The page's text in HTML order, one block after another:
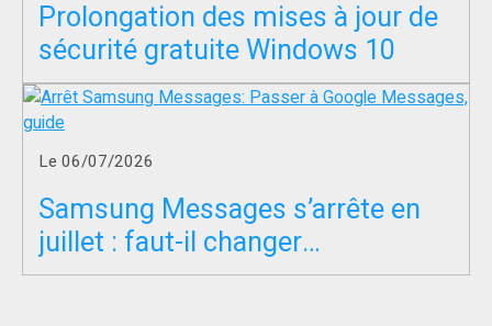
Prolongation des mises à jour de
sécurité gratuite Windows 10
Le 06/07/2026
Samsung Messages s’arrête en
juillet : faut-il changer
d’application SMS ?